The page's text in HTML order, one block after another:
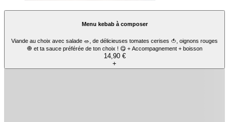
Menu kebab à composer
Viande au choix avec salade 🥗, de délicieuses tomates cerises 🍅, oignons rouges
🧅 et ta sauce préférée de ton choix ! 😋 + Accompagnement + boisson
14,90 €
+